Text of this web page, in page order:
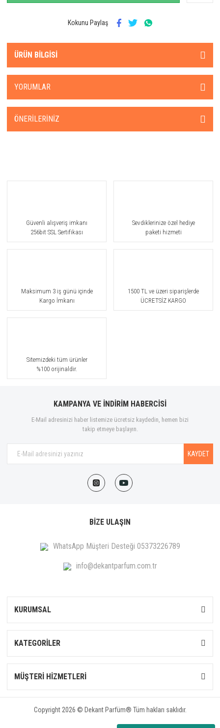
Kokunu Paylaş
ÜRÜN BILGISI
YORUMLAR
ÖNERILERINIZ
Güvenli alışveriş imkanı
256bit SSL Sertifikası
Sevdiklerinize özel hediye
paketi hizmeti
Maksimum 3 iş günü içinde
Kargo İmkanı
1500 TL ve üzeri siparişlerde
ÜCRETSİZ KARGO
Sitemizdeki tüm ürünler
%100 orijinaldir.
KAMPANYA VE İNDİRİM HABERCİSİ
E-Mail adresinizi haber listemize ücretsiz kaydedin, hemen bizi
takip etmeye başlayın.
KAYDET
BİZE ULAŞIN
WhatsApp Müşteri Desteği 05373226789
info@dekantparfum.com.tr
KURUMSAL
KATEGORİLER
MÜŞTERİ HİZMETLERİ
Copyright 2026 © Dekant Parfüm® Tüm hakları saklıdır.